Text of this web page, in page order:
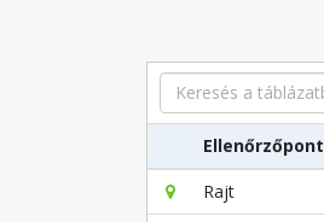
Search
Ellenőrzőpont
Rajt